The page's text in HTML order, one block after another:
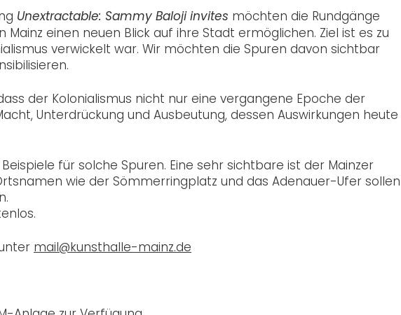
Unextractable: Sammy Baloji invites möchten die Rundgänge
Mainz einen neuen Blick auf ihre Stadt ermöglichen. Ziel ist es zu
verwickelt war. Wir möchten die Spuren davon sichtbar
der Kolonialismus nicht nur eine vergangene Epoche der
Unterdrückung und Ausbeutung, dessen Auswirkungen heute
für solche Spuren. Eine sehr sichtbare ist der Mainzer
wie der Sömmerringplatz und das Adenauer-Ufer sollen
mail@kunsthalle-mainz.de